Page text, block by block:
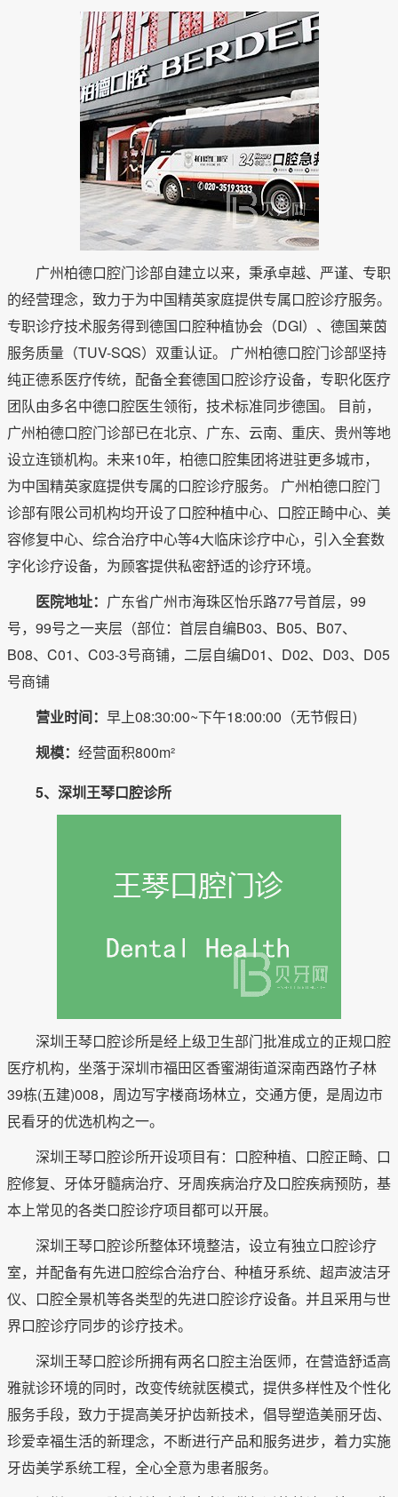
广州柏德口腔门诊部自建立以来，秉承卓越、严谨、专职
的经营理念，致力于为中国精英家庭提供专属口腔诊疗服务。
专职诊疗技术服务得到德国口腔种植协会（DGI）、德国莱茵
服务质量（TUV-SQS）双重认证。 广州柏德口腔门诊部坚持
纯正德系医疗传统，配备全套德国口腔诊疗设备，专职化医疗
团队由多名中德口腔医生领衔，技术标准同步德国。 目前，
广州柏德口腔门诊部已在北京、广东、云南、重庆、贵州等地
设立连锁机构。未来10年，柏德口腔集团将进驻更多城市，
为中国精英家庭提供专属的口腔诊疗服务。 广州柏德口腔门
诊部有限公司机构均开设了口腔种植中心、口腔正畸中心、美
容修复中心、综合治疗中心等4大临床诊疗中心，引入全套数
字化诊疗设备，为顾客提供私密舒适的诊疗环境。
医院地址： 广东省广州市海珠区怡乐路77号首层，99
号，99号之一夹层（部位：首层自编B03、B05、B07、
B08、C01、C03-3号商铺，二层自编D01、D02、D03、D05
号商铺
营业时间： 早上08:30:00~下午18:00:00（无节假日)
规模： 经营面积800m²
5、深圳王琴口腔诊所
深圳王琴口腔诊所是经上级卫生部门批准成立的正规口腔
医疗机构，坐落于深圳市福田区香蜜湖街道深南西路竹子林
39栋(五建)008，周边写字楼商场林立，交通方便，是周边市
民看牙的优选机构之一。
深圳王琴口腔诊所开设项目有：口腔种植、口腔正畸、口
腔修复、牙体牙髓病治疗、牙周疾病治疗及口腔疾病预防，基
本上常见的各类口腔诊疗项目都可以开展。
深圳王琴口腔诊所整体环境整洁，设立有独立口腔诊疗
室，并配备有先进口腔综合治疗台、种植牙系统、超声波洁牙
仪、口腔全景机等各类型的先进口腔诊疗设备。并且采用与世
界口腔诊疗同步的诊疗技术。
深圳王琴口腔诊所拥有两名口腔主治医师，在营造舒适高
雅就诊环境的同时，改变传统就医模式，提供多样性及个性化
服务手段，致力于提高美牙护齿新技术，倡导塑造美丽牙齿、
珍爱幸福生活的新理念，不断进行产品和服务进步，着力实施
牙齿美学系统工程，全心全意为患者服务。